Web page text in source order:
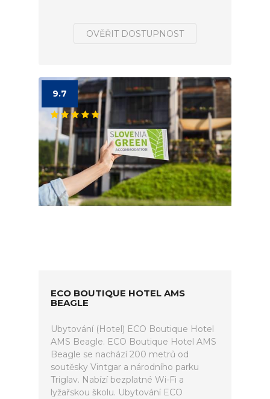
OVĚŘIT DOSTUPNOST
9.7
ECO BOUTIQUE HOTEL AMS
BEAGLE
Ubytování (Hotel) ECO Boutique Hotel
AMS Beagle. ECO Boutique Hotel AMS
Beagle se nachází 200 metrů od
soutěsky Vintgar a národního parku
Triglav. Nabízí bezplatné Wi-Fi a
lyžařskou školu. Ubytování ECO